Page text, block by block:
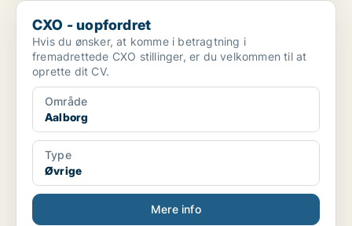
CXO - uopfordret
CXO - uopfordret
Hvis du ønsker, at komme i betragtning i
fremadrettede CXO stillinger, er du velkommen til at
oprette dit CV.
Område
Aalborg
Type
Øvrige
Mere info